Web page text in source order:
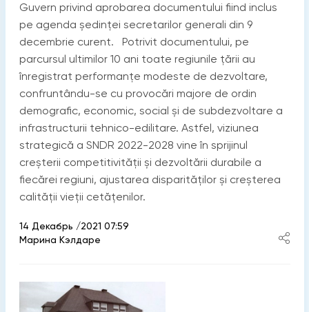
Guvern privind aprobarea documentului fiind inclus
pe agenda ședinței secretarilor generali din 9
decembrie curent. Potrivit documentului, pe
parcursul ultimilor 10 ani toate regiunile țării au
înregistrat performanțe modeste de dezvoltare,
confruntându-se cu provocări majore de ordin
demografic, economic, social și de subdezvoltare a
infrastructurii tehnico-edilitare. Astfel, viziunea
strategică a SNDR 2022-2028 vine în sprijinul
creșterii competitivității și dezvoltării durabile a
fiecărei regiuni, ajustarea disparităților și creșterea
calității vieții cetățenilor.
14 Декабрь /2021 07:59
Марина Кэлдаре